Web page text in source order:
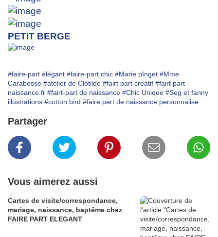
PETIT BERGE
#faire-part élégant #faire-part chic #Marie pInget #Mme
Carabosse #atelier de Clotilde #fairt part creatif #fairt part
naissance.fr #fairt-part de naissance #Chic Unique #Seg et fanny
illustrations #cotton bird #faire part de naissance personnalise
Partager
Vous aimerez aussi
Cartes de visite/correspondance,
mariage, naissance, baptême chez
FAIRE PART ELEGANT